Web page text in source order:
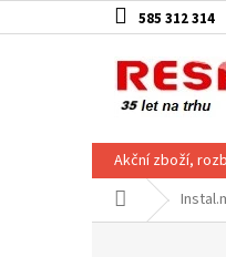
na
585 312 314
Akční zboží,
Domů